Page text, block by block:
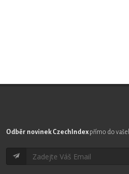
Odběr novinek CzechIndex přímo do